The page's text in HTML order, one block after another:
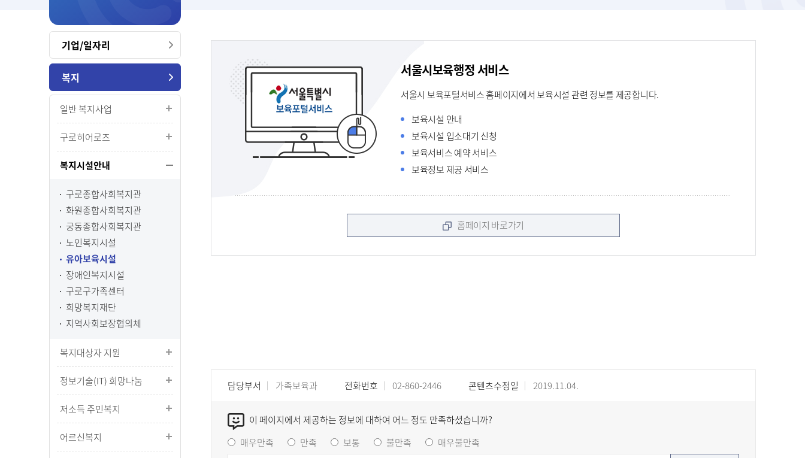
기업/일자리
복지
일반 복지사업
구로히어로즈
복지시설안내
구로종합사회복지관
화원종합사회복지관
궁동종합사회복지관
노인복지시설
유아보육시설
장애인복지시설
구로구가족센터
희망복지재단
지역사회보장협의체
복지대상자 지원
정보기술(IT) 희망나눔
저소득 주민복지
어르신복지
서울시보육행정 서비스
서울시 보육포털서비스 홈페이지에서 보육시설 관련 정보를 제공합니다.
보육시설 안내
보육시설 입소대기 신청
보육서비스 예약 서비스
보육정보 제공 서비스
홈페이지 바로가기
담당부서 가족보육과 전화번호 02-860-2446 콘텐츠수정일 2019.11.04.
이 페이지에서 제공하는 정보에 대하여 어느 정도 만족하셨습니까?
매우만족
만족 보통 불만족 매우불만족